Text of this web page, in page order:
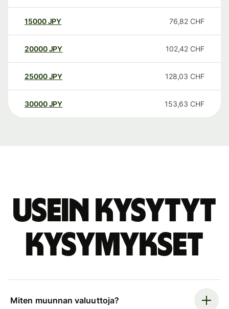
15000 JPY 76,82 CHF
20000 JPY 102,42 CHF
25000 JPY 128,03 CHF
30000 JPY 153,63 CHF
Usein kysytyt
kysymykset
Miten muunnan valuuttoja?